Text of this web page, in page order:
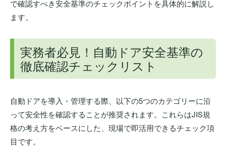
で確認すべき安全基準のチェックポイントを具体的に解説し
ます。
実務者必見！自動ドア安全基準の
徹底確認チェックリスト
自動ドアを導入・管理する際、以下の5つのカテゴリーに沿
って安全性を確認することが推奨されます。これらはJIS規
格の考え方をベースにした、現場で即活用できるチェック項
目です。